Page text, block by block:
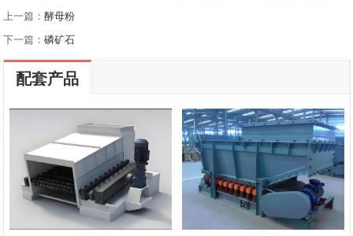
上一篇：酵母粉
下一篇：磷矿石
配套产品